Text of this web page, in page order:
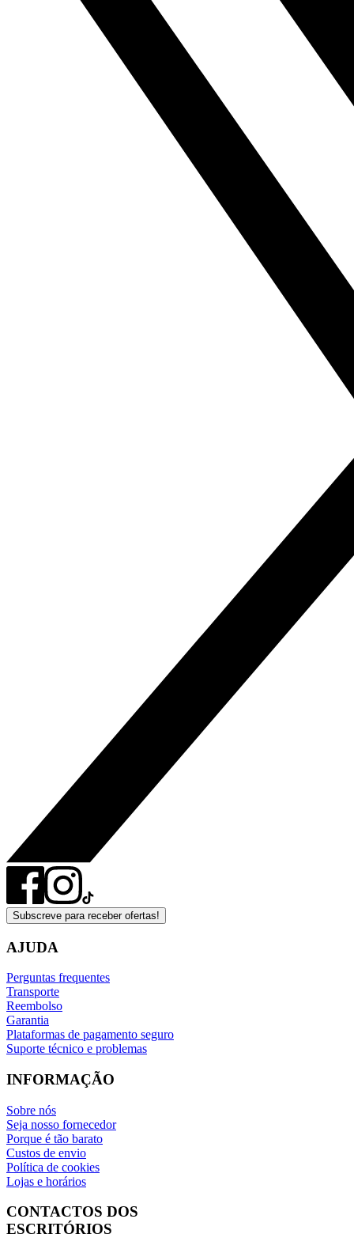
Subscreve para receber ofertas!
AJUDA
Perguntas frequentes
Transporte
Reembolso
Garantia
Plataformas de pagamento seguro
Suporte técnico e problemas
INFORMAÇÃO
Sobre nós
Seja nosso fornecedor
Porque é tão barato
Custos de envio
Política de cookies
Lojas e horários
CONTACTOS DOS
ESCRITÓRIOS